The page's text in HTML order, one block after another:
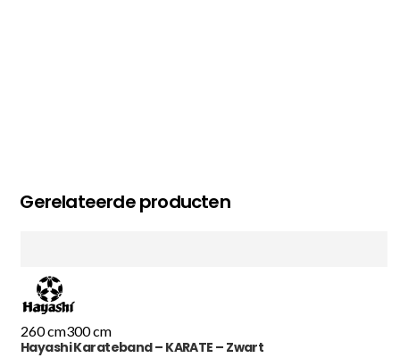
Gerelateerde producten
260 cm300 cm
Hayashi Karateband – KARATE – Zwart